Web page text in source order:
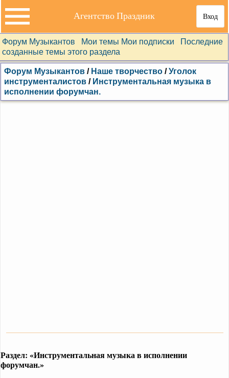
Вход
Агентство Праздник
Форум Музыкантов Мои темы Мои подписки
Последние
созданные темы этого раздела
Форум Музыкантов / Наше творчество /Уголок
инструменталистов / Инструментальная музыка в
исполнении форумчан.
Раздел: «Инструментальная музыка в исполнении
форумчан.»